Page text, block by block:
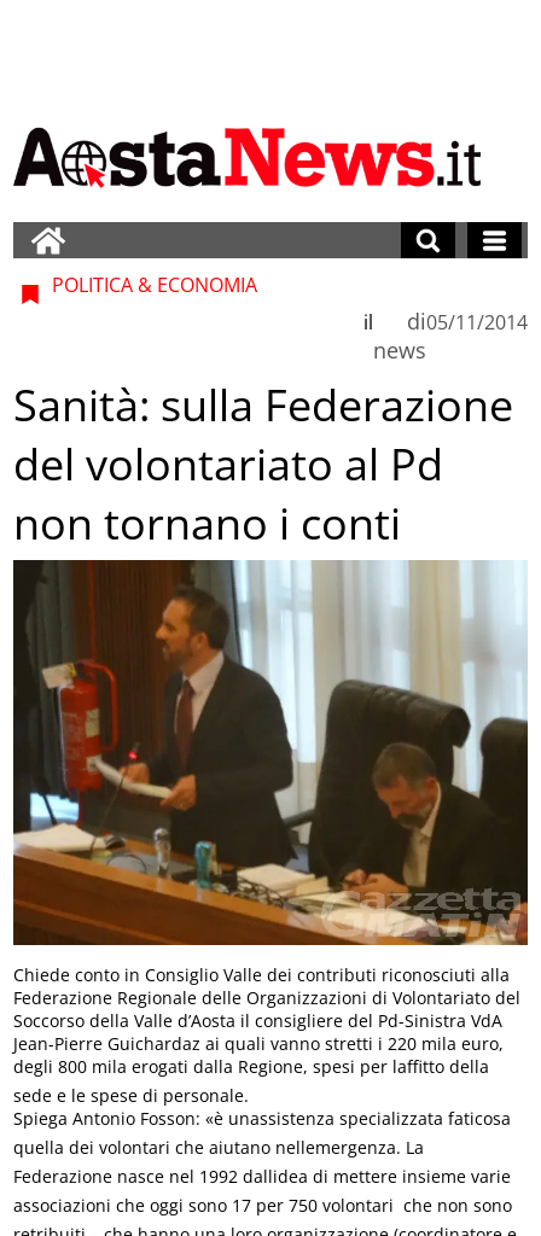
POLITICA & ECONOMIA
di
news
il 05/11/2014
Sanità: sulla Federazione
del volontariato al Pd
non tornano i conti
Chiede conto in Consiglio Valle dei contributi riconosciuti alla
Federazione Regionale delle Organizzazioni di Volontariato del
Soccorso della Valle d’Aosta il consigliere del Pd-Sinistra VdA
Jean-Pierre Guichardaz ai quali vanno stretti i 220 mila euro,
degli 800 mila erogati dalla Regione, spesi per laffitto della
sede e le spese di personale.
Spiega Antonio Fosson: «è unassistenza specializzata faticosa
quella dei volontari che aiutano nellemergenza. La
Federazione nasce nel 1992 dallidea di mettere insieme varie
associazioni che oggi sono 17 per 750 volontari  che non sono